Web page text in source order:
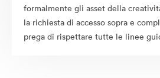
formalmente gli asset della
la richiesta di accesso sopra e
prega di rispettare tutte le linee